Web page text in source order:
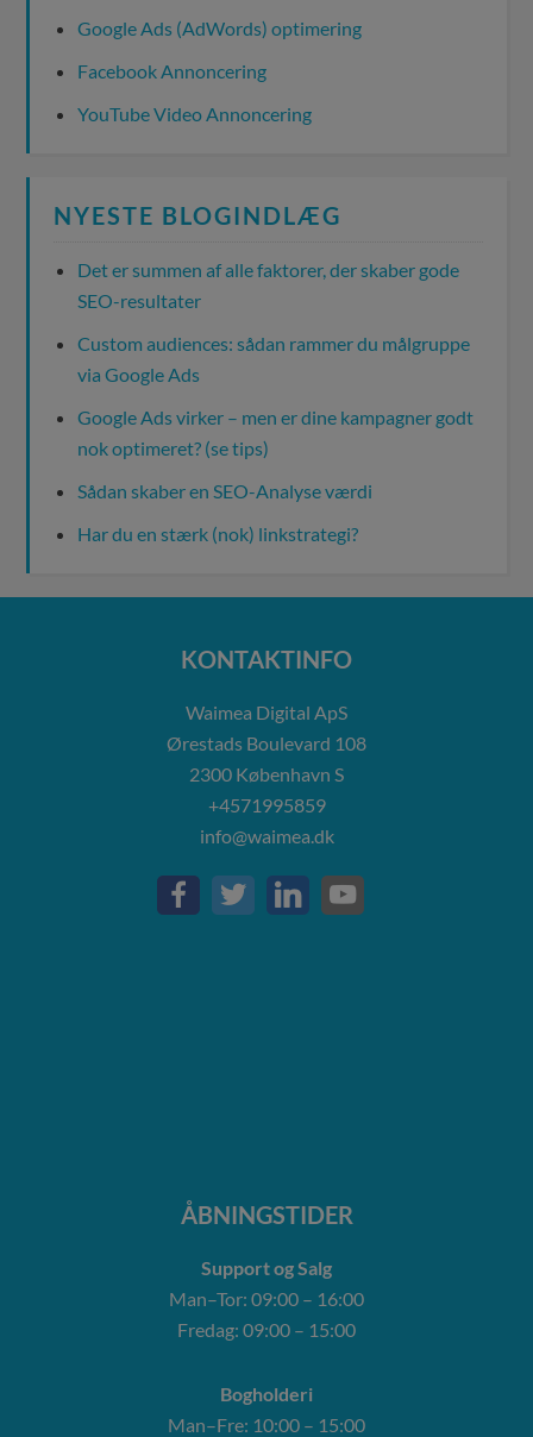
Google Ads (AdWords) optimering
Facebook Annoncering
YouTube Video Annoncering
NYESTE BLOGINDLÆG
Det er summen af alle faktorer, der skaber gode
SEO-resultater
Custom audiences: sådan rammer du målgruppe
via Google Ads
Google Ads virker – men er dine kampagner godt
nok optimeret? (se tips)
Sådan skaber en SEO-Analyse værdi
Har du en stærk (nok) linkstrategi?
KONTAKTINFO
Waimea Digital ApS
Ørestads Boulevard 108
2300 København S
+4571995859
info@waimea.dk
ÅBNINGSTIDER
Support og Salg
Man–Tor: 09:00 – 16:00
Fredag: 09:00 – 15:00
Bogholderi
Man–Fre: 10:00 – 15:00